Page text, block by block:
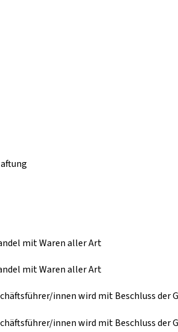
mit Waren aller Art
mit Waren aller Art
innen wird mit Beschluss der
innen wird mit Beschluss der